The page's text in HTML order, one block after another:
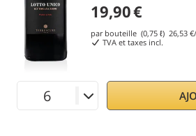
19,90€
par bouteille (0,75 ℓ) 26,53
TVA et taxes incl.